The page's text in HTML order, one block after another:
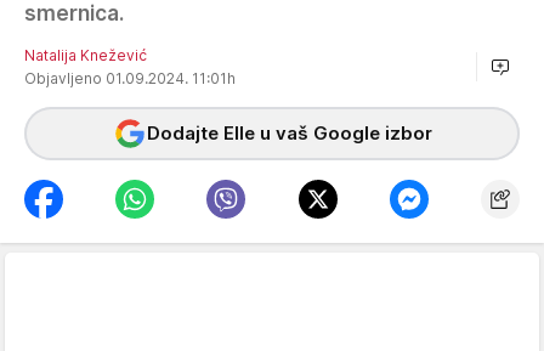
smernica.
Natalija Knežević
Objavljeno 01.09.2024. 11:01h
Dodajte Elle u vaš Google izbor